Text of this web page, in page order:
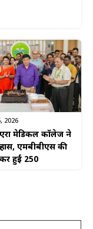
2026
एरा मेडिकल कॉलेज ने
एमबीबीएस की
हुईं 250